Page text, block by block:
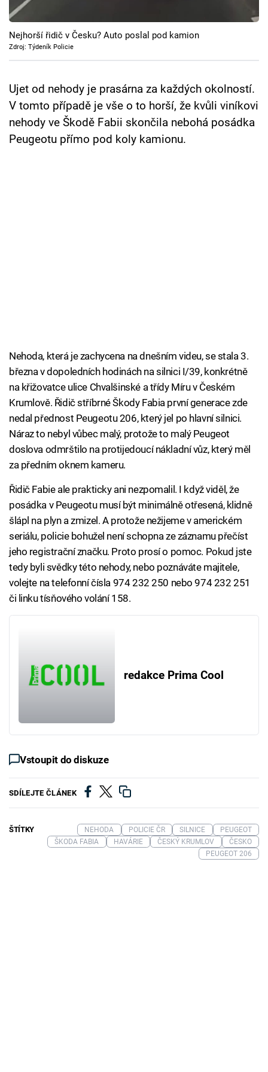
Cool Esport
Pořady
Sledujte prima+
Přihlášení
Nejhorší řidič v Česku? Auto poslal pod kamion
Zdroj: Týdeník Policie
Ujet od nehody je prasárna za každých okolností.
V tomto případě je vše o to horší, že kvůli viníkovi
nehody ve Škodě Fabii skončila nebohá posádka
Peugeotu přímo pod koly kamionu.
Nehoda, která je zachycena na dnešním videu, se stala 3.
března v dopoledních hodinách na silnici I/39, konkrétně
na křižovatce ulice Chvalšinské a třídy Míru v Českém
Krumlově. Řidič stříbrné Škody Fabia první generace zde
nedal přednost Peugeotu 206, který jel po hlavní silnici.
Náraz to nebyl vůbec malý, protože to malý Peugeot
doslova odmrštilo na protijedoucí nákladní vůz, který měl
za předním oknem kameru.
Řidič Fabie ale prakticky ani nezpomalil. I když viděl, že
posádka v Peugeotu musí být minimálně otřesená, klidně
šlápl na plyn a zmizel. A protože nežijeme v americkém
seriálu, policie bohužel není schopna ze záznamu přečíst
jeho registrační značku. Proto prosí o pomoc. Pokud jste
tedy byli svědky této nehody, nebo poznáváte majitele,
volejte na telefonní čísla 974 232 250 nebo 974 232 251
či linku tísňového volání 158.
redakce Prima Cool
Vstoupit do diskuze
SDÍLEJTE ČLÁNEK
ŠTÍTKY NEHODA POLICIE ČR SILNICE
PEUGEOT
ŠKODA FABIA
HAVÁRIE ČESKÝ KRUMLOV
ČESKO
PEUGEOT 206